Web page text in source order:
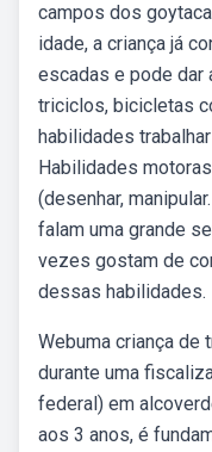
campos dos
idade, a criança já
escadas e pode dar
triciclos, bicicletas
habilidades
Habilidades
(desenhar,
falam uma grande
vezes gostam de
dessas habilidades.
Webuma criança de
durante uma
federal) em
aos 3 anos, é